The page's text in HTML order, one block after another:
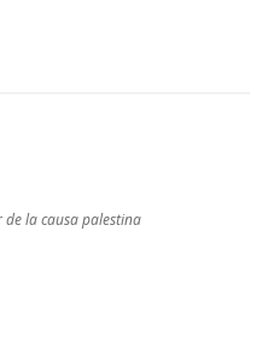
la causa palestina